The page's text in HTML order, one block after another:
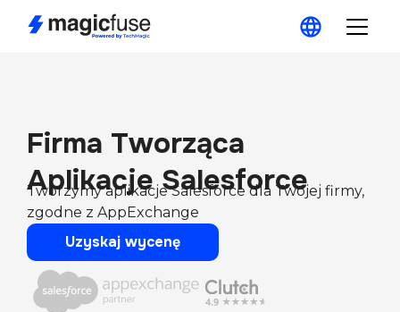
Firma Tworząca
Aplikacje Salesforce
Tworzymy aplikacje Salesforce dla Twojej firmy,
zgodne z AppExchange
Uzyskaj wycenę